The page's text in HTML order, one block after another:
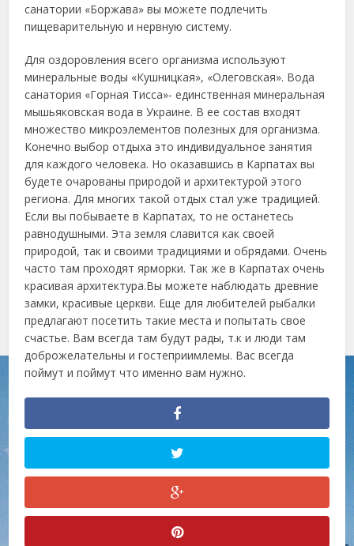
санатории «Боржава» вы можете подлечить
пищеварительную и нервную систему.
Для оздоровления всего организма используют
минеральные воды «Кушницкая», «Олеговская». Вода
санатория «Горная Тисса»- единственная минеральная
мышьяковская вода в Украине. В ее состав входят
множество микроэлементов полезных для организма.
Конечно выбор отдыха это индивидуальное занятия
для каждого человека. Но оказавшись в Карпатах вы
будете очарованы природой и архитектурой этого
региона. Для многих такой отдых стал уже традицией.
Если вы побываете в Карпатах, то не останетесь
равнодушными. Эта земля славится как своей
природой, так и своими традициями и обрядами. Очень
часто там проходят ярморки. Так же в Карпатах очень
красивая архитектура.Вы можете наблюдать древние
замки, красивые церкви. Еще для любителей рыбалки
предлагают посетить такие места и попытать свое
счастье. Вам всегда там будут рады, т.к и люди там
доброжелательны и гостеприимлемы. Вас всегда
поймут и поймут что именно вам нужно.